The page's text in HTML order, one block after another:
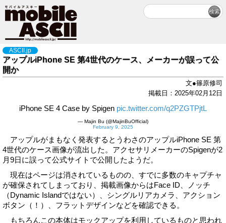
ASCII.jp
アップルiPhone SE 第4世代のケース、メーカーが誤って公
開か
文●篠原修司
掲載日：2025年02月12日
iPhone SE 4 Case by Spigen pic.twitter.com/q2PZGTPjtL
— Majin Bu (@MajinBuOfficial)
February 9, 2025
アップルがまもなく発表するとうわさのアップルiPhone SE 第
4世代のケース画像が流出した。アクセサリメーカーのSpigenが2
月9日に誤って公式サイトで公開したようだ。
現在はページは消されているものの、すでに多数のキャプチャ
が確保されてしまっており、掲載画像からはFace ID、ノッチ
（Dynamic Islandではない）、シングルリアカメラ、アクション
ボタン（！）、フラットデザインなどを確認できる。
もちろんこの本体はモックアップを利用しているものと思われ